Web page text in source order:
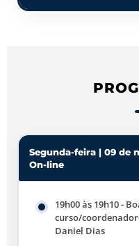
Segunda-feira | 09 de
On-line
19h00 às 19h10 -
curso/
Daniel Dias